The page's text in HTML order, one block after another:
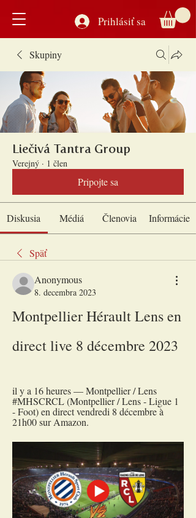
Prihlásiť sa
Skupiny
Liečivá Tantra Group
Verejný · 1 člen
Pripojte sa
Diskusia Médiá Členovia Informácie
Späť
Anonymous
8. decembra 2023
Montpellier Hérault Lens en
direct live 8 décembre 2023
il y a 16 heures — Montpellier / Lens
#MHSCRCL (Montpellier / Lens - Ligue 1
- Foot) en direct vendredi 8 décembre à
21h00 sur Amazon.